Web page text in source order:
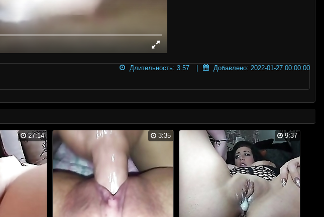
Длительность: 3:57
Добавлено: 2022-01-27 00:00:00
27:14 3:35 9:37